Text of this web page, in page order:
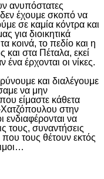
ανυπόστατες
έχουμε σκοπό να
σε καμία κόντρα και
για διοικητικά
κοινά, το πεδίο και η
στα Πέταλα, εκεί
έρχονται οι νίκες.
και διαλέγουμε
να μην
είμαστε κάθετα
στην
να
τους, συναντήσεις
που τους θέτουν εκτός